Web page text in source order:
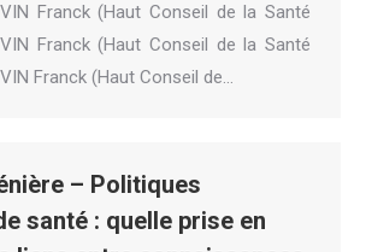
Franck (Haut Conseil de la Santé
Franck (Haut Conseil de la Santé
Franck (Haut Conseil de…
– Politiques
santé : quelle prise en